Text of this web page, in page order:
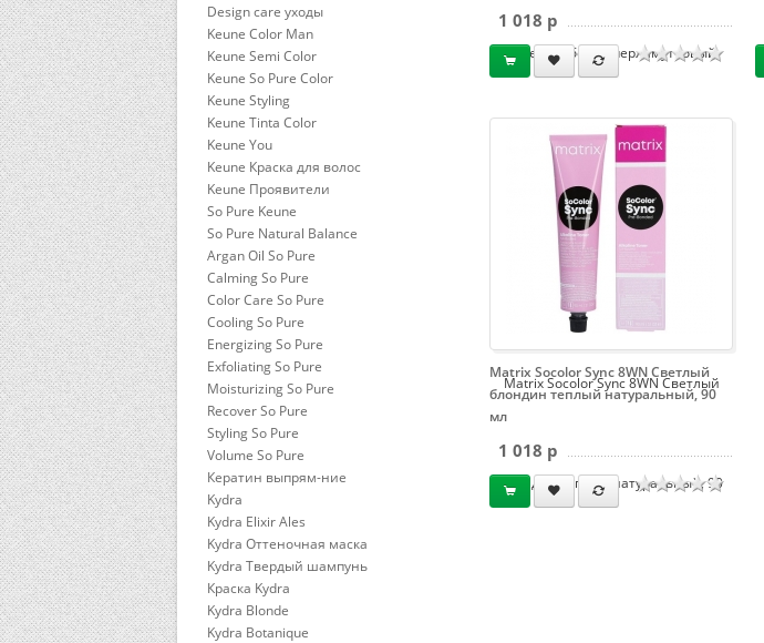
Design care уходы
Keune Color Man
Keune Semi Color
Keune So Pure Color
Keune Styling
Keune Tinta Color
Keune You
Keune Краска для волос
Keune Проявители
So Pure Keune
So Pure Natural Balance
Argan Oil So Pure
Calming So Pure
Color Care So Pure
Cooling So Pure
Energizing So Pure
Exfoliating So Pure
Moisturizing So Pure
Recover So Pure
Styling So Pure
Volume So Pure
Кератин выпрям-ние
Kydra
Kydra Elixir Ales
Kydra Оттеночная маска
Kydra Твердый шампунь
Краска Kydra
Kydra Blonde
Kydra Botanique
шатен глубокий перламутровый,
90 мл
1 018 p
Matrix Socolor Sync 8WN Светлый
блондин теплый натуральный, 90
Matrix Socolor Sync 8WN Светлый
блондин теплый натуральный, 90
мл
1 018 p